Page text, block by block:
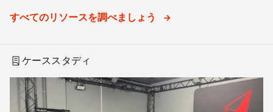
すべてのリソースを調べましょう
ケーススタディ